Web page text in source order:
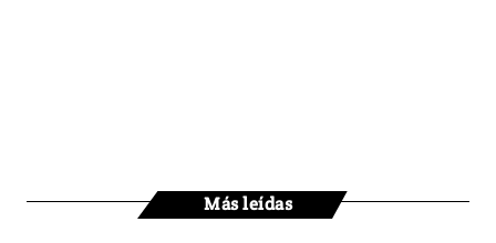
Más leídas